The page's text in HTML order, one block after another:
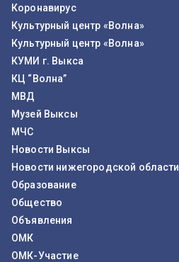
Коронавирус
Культурный центр «Волна»
Культурный центр «Волна»
КУМИ г. Выкса
КЦ “Волна”
МВД
Музей Выксы
МЧС
Новости Выксы
Новости нижегородской области
Образование
Общество
Объявления
ОМК
ОМК-Участие